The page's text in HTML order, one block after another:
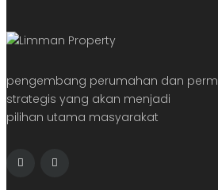
pengembang perumahan dan
strategis yang akan menjadi
pilihan utama masyarakat